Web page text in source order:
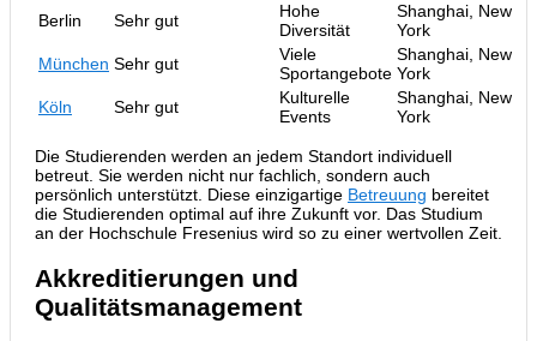
Berlin
Sehr gut
Hohe
Diversität
Shanghai, New
York
München Sehr gut
Viele
Sportangebote
Shanghai, New
York
Köln
Sehr gut
Kulturelle
Events
Shanghai, New
York
Die Studierenden werden an jedem Standort individuell
betreut. Sie werden nicht nur fachlich, sondern auch
persönlich unterstützt. Diese einzigartige Betreuung bereitet
die Studierenden optimal auf ihre Zukunft vor. Das Studium
an der Hochschule Fresenius wird so zu einer wertvollen Zeit.
Akkreditierungen und
Qualitätsmanagement